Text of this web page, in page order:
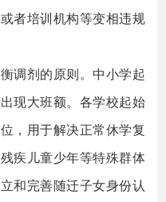
者培训机构等变相违规
剂的原则。中小学起
现大班额。各学校起始
，用于解决正常休学复
疾儿童少年等特殊群体
和完善随迁子女身份认